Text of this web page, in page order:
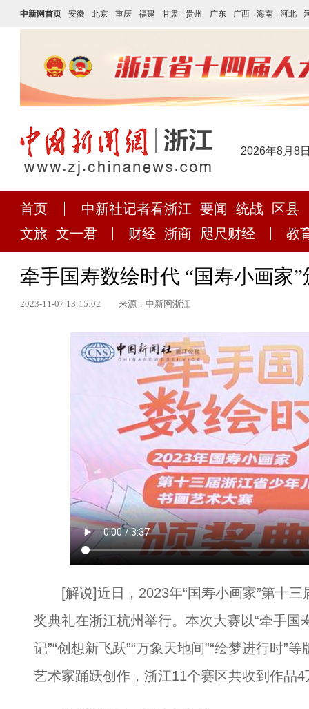
中新网首页 安徽 北京 重庆 福建 甘肃 贵州 广东 广西 海南 河北
2026年8月8
首页 中新社记者看浙江 要闻 统战
区县
文旅 文一君 财经 浙商 咫尺财经 教
牵手国寿数绘时代 “国寿小画家
2023-11-07 13:15:02 来源：中新网浙江
[解说]近日，2023年“国寿小画家”第十三
奖典礼在浙江杭州举行。本次大赛以“牵手国
记”“创想新飞跃”“万象天地间”“绘梦进行时”
艺术家踊跃创作，浙江11个赛区共收到作品4